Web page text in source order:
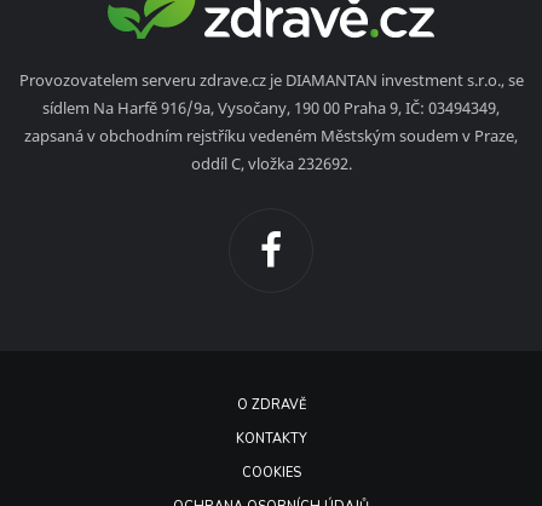
Provozovatelem serveru zdrave.cz je DIAMANTAN investment s.r.o., se
sídlem Na Harfě 916/9a, Vysočany, 190 00 Praha 9, IČ: 03494349,
zapsaná v obchodním rejstříku vedeném Městským soudem v Praze,
oddíl C, vložka 232692.
O ZDRAVĚ
KONTAKTY
COOKIES